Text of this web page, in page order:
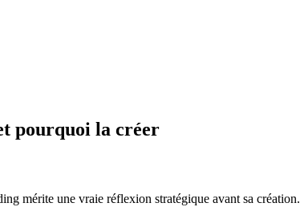
pourquoi la créer
mérite une vraie réflexion stratégique avant sa création.